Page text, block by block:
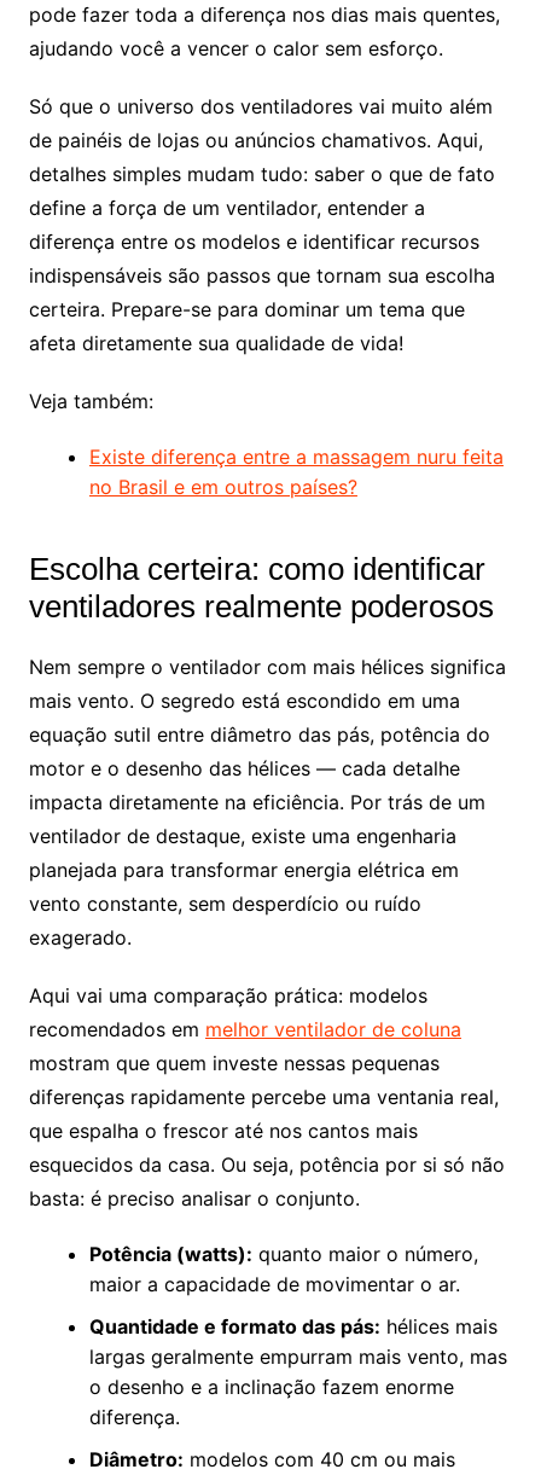
pode fazer toda a diferença nos dias mais quentes,
ajudando você a vencer o calor sem esforço.
Só que o universo dos ventiladores vai muito além
de painéis de lojas ou anúncios chamativos. Aqui,
detalhes simples mudam tudo: saber o que de fato
define a força de um ventilador, entender a
diferença entre os modelos e identificar recursos
indispensáveis são passos que tornam sua escolha
certeira. Prepare-se para dominar um tema que
afeta diretamente sua qualidade de vida!
Veja também:
Existe diferença entre a massagem nuru feita
no Brasil e em outros países?
Escolha certeira: como identificar
ventiladores realmente poderosos
Nem sempre o ventilador com mais hélices significa
mais vento. O segredo está escondido em uma
equação sutil entre diâmetro das pás, potência do
motor e o desenho das hélices — cada detalhe
impacta diretamente na eficiência. Por trás de um
ventilador de destaque, existe uma engenharia
planejada para transformar energia elétrica em
vento constante, sem desperdício ou ruído
exagerado.
Aqui vai uma comparação prática: modelos
recomendados em melhor ventilador de coluna
mostram que quem investe nessas pequenas
diferenças rapidamente percebe uma ventania real,
que espalha o frescor até nos cantos mais
esquecidos da casa. Ou seja, potência por si só não
basta: é preciso analisar o conjunto.
Potência (watts): quanto maior o número,
maior a capacidade de movimentar o ar.
Quantidade e formato das pás: hélices mais
largas geralmente empurram mais vento, mas
o desenho e a inclinação fazem enorme
diferença.
Diâmetro: modelos com 40 cm ou mais